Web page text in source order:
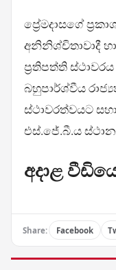
ප්‍රේමදාසගේ
අනිනිශ්චිතාවාදී
ප්‍රතිපත්ති
බහුපාර්ශ්වීය
ස්ථාවරත්වයට
එස්.ජේ.බී.ය
අදාළ
Share: Facebook